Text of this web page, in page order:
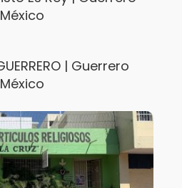
México
| Guerrero
México